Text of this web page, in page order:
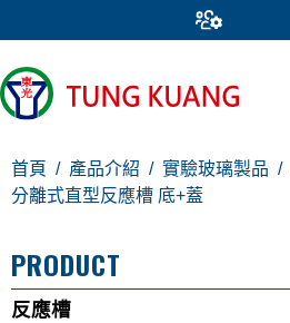
首頁 產品介紹 實驗玻璃製品
分離式直型反應槽 底+蓋
PRODUCT
反應槽